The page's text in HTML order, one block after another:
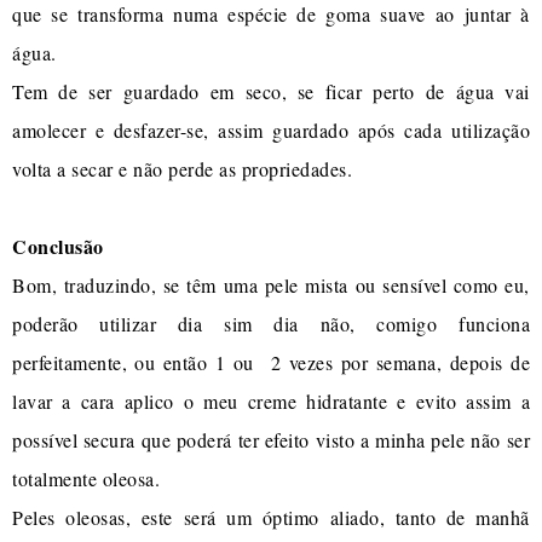
que se transforma numa espécie de goma suave ao juntar à
água.
Tem de ser guardado em seco, se ficar perto de água vai
amolecer e desfazer-se, assim guardado após cada utilização
volta a secar e não perde as propriedades.
Conclusão
Bom, traduzindo, se têm uma pele mista ou sensível como eu,
poderão utilizar dia sim dia não, comigo funciona
perfeitamente, ou então 1 ou 2 vezes por semana, depois de
lavar a cara aplico o meu creme hidratante e evito assim a
possível secura que poderá ter efeito visto a minha pele não ser
totalmente oleosa.
Peles oleosas, este será um óptimo aliado, tanto de manhã